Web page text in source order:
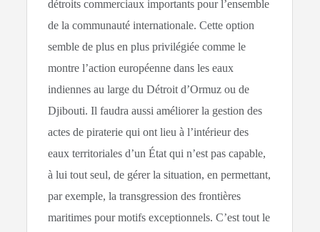
détroits commerciaux importants pour l’ensemble
de la communauté internationale. Cette option
semble de plus en plus privilégiée comme le
montre l’action européenne dans les eaux
indiennes au large du Détroit d’Ormuz ou de
Djibouti. Il faudra aussi améliorer la gestion des
actes de piraterie qui ont lieu à l’intérieur des
eaux territoriales d’un État qui n’est pas capable,
à lui tout seul, de gérer la situation, en permettant,
par exemple, la transgression des frontières
maritimes pour motifs exceptionnels. C’est tout le